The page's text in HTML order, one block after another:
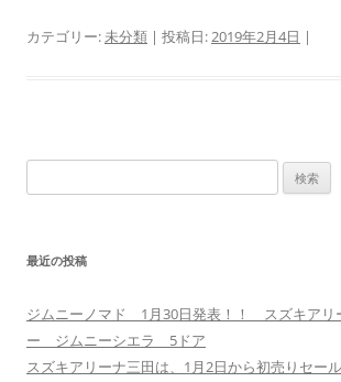
カテゴリー:未分類 | 投稿日:2019年2月4日 |
索:
最近の投稿
ジムニーノマド 1月30日発表！！ スズキア
ー ジムニーシエラ 5ドア
スズキアリーナ三田は、1月2日から初売りセー